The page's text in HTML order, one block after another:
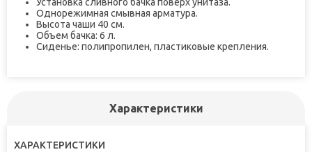
Однорежимная смывная арматура.
Высота чаши 40 см.
Объем бачка: 6 л.
Сиденье: полипропилен, пластиковые крепления.
Характеристики
ХАРАКТЕРИСТИКИ